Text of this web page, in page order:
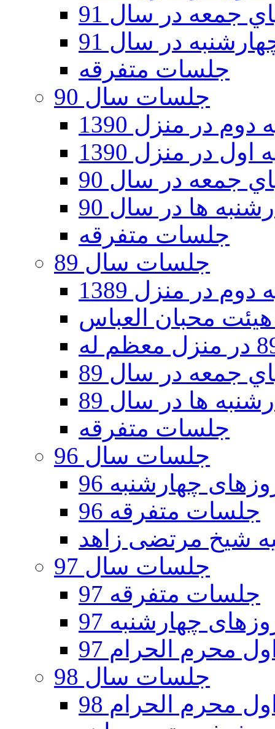
جمعه در سال 91
در سال 91
جلسات متفرقه
جلسات سال 90
در منزل 1390
در منزل 1390
جمعه در سال 90
ها در سال 90
جلسات متفرقه
جلسات سال 89
در منزل 1389
جمعه در سال 89
ها در سال 89
جلسات متفرقه
جلسات سال 96
چهارشنبه 96
جلسات متفرقه 96
جلسات سال 97
جلسات متفرقه 97
چهارشنبه 97
محرم الحرام 97
جلسات سال 98
محرم الحرام 98